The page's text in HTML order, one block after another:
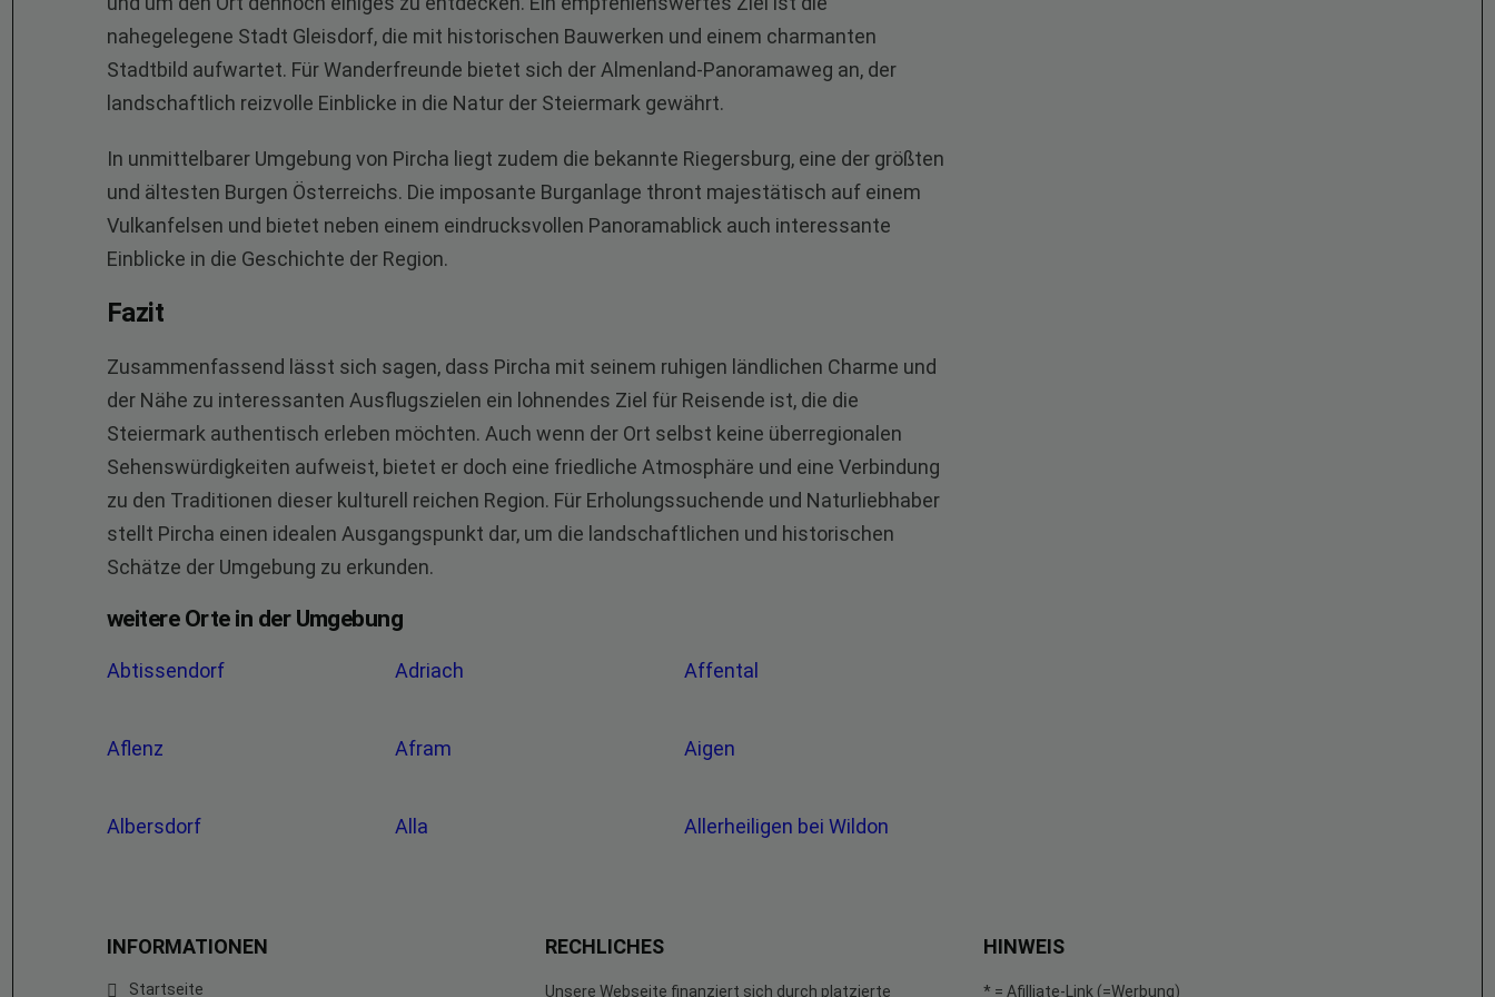
nahegelegene Stadt Gleisdorf, die mit historischen Bauwerken und einem charmanten
Stadtbild aufwartet. Für Wanderfreunde bietet sich der Almenland-Panoramaweg an, der
landschaftlich reizvolle Einblicke in die Natur der Steiermark gewährt.
In unmittelbarer Umgebung von Pircha liegt zudem die bekannte Riegersburg, eine der größten
und ältesten Burgen Österreichs. Die imposante Burganlage thront majestätisch auf einem
Vulkanfelsen und bietet neben einem eindrucksvollen Panoramablick auch interessante
Einblicke in die Geschichte der Region.
Fazit
Zusammenfassend lässt sich sagen, dass Pircha mit seinem ruhigen ländlichen Charme und
der Nähe zu interessanten Ausflugszielen ein lohnendes Ziel für Reisende ist, die die
Steiermark authentisch erleben möchten. Auch wenn der Ort selbst keine überregionalen
Sehenswürdigkeiten aufweist, bietet er doch eine friedliche Atmosphäre und eine Verbindung
zu den Traditionen dieser kulturell reichen Region. Für Erholungssuchende und Naturliebhaber
stellt Pircha einen idealen Ausgangspunkt dar, um die landschaftlichen und historischen
Schätze der Umgebung zu erkunden.
weitere Orte in der Umgebung
Abtissendorf Adriach Affental
Aflenz Afram Aigen
Albersdorf Alla Allerheiligen bei Wildon
INFORMATIONEN
Startseite
RECHLICHES
Unsere Webseite finanziert sich durch platzierte
HINWEIS
* = Afilliate-Link (=Werbung)